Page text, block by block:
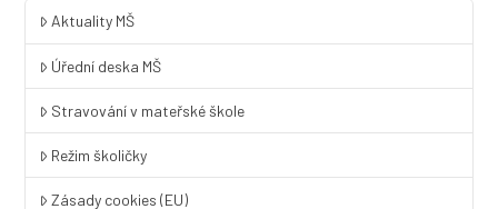
Aktuality MŠ
Úřední deska MŠ
Stravování v mateřské škole
Režim školičky
Zásady cookies (EU)